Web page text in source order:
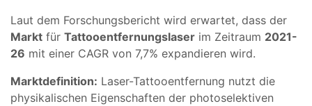
Laut dem Forschungsbericht wird erwartet, dass der
Markt für Tattooentfernungslaser im Zeitraum 2021-
26 mit einer CAGR von 7,7% expandieren wird.
Marktdefinition: Laser-Tattooentfernung nutzt die
physikalischen Eigenschaften der photoselektiven